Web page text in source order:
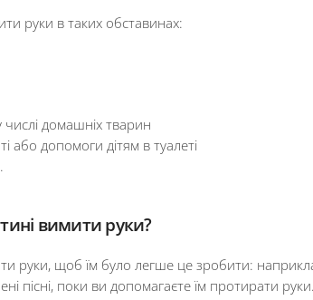
руки в таких обставинах:
числі домашніх тварин
або допомоги дітям в туалеті
вимити руки?
руки, щоб їм було легше це зробити:
пісні, поки ви допомагаєте їм протирати руки.